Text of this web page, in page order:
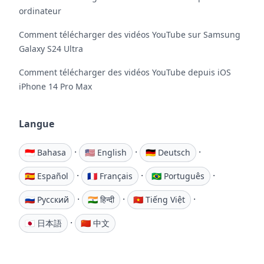
ordinateur
Comment télécharger des vidéos YouTube sur Samsung
Galaxy S24 Ultra
Comment télécharger des vidéos YouTube depuis iOS
iPhone 14 Pro Max
Langue
🇮🇩 Bahasa · 🇺🇸 English · 🇩🇪 Deutsch ·
🇪🇸 Español · 🇫🇷 Français · 🇧🇷 Português ·
🇷🇺 Русский · 🇮🇳 हिन्दी · 🇻🇳 Tiếng Việt ·
🇯🇵 日本語 · 🇨🇳 中文